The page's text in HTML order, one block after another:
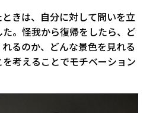
ときは、自分に対して問いを立
。怪我から復帰をしたら、ど
るのか、どんな景色を見れる
考えることでモチベーション